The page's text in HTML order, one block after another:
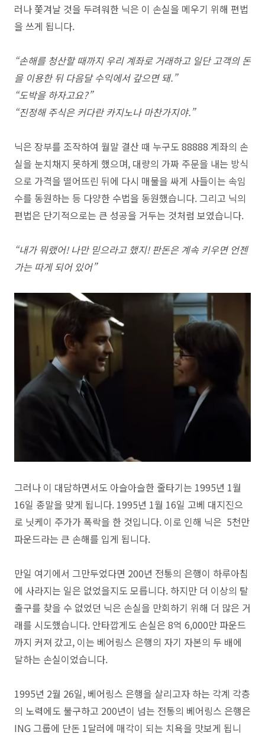
러나 쫓겨날 것을 두려워한 닉은 이 손실을 메우기 위해 편법
을 쓰게 됩니다.
“손해를 청산할 때까지 우리 계좌로 거래하고 일단 고객의 돈
을 이용한 뒤 다음달 수익에서 갚으면 돼.”
“도박을 하자고요?”
“진정해 주식은 커다란 카지노나 마찬가지야.”
닉은 장부를 조작하여 월말 결산 때 누구도 88888 계좌의 손
실을 눈치채지 못하게 했으며, 대량의 가짜 주문을 내는 방식
으로 가격을 떨어뜨린 뒤에 다시 매물을 싸게 사들이는 속임
수를 동원하는 등 다양한 수법을 동원했습니다. 그리고 닉의
편법은 단기적으로는 큰 성공을 거두는 것처럼 보였습니다.
“내가 뭐랬어! 나만 믿으라고 했지! 판돈은 계속 키우면 언젠
가는 따게 되어 있어”
그러나 이 대담하면서도 아슬아슬한 줄타기는 1995년 1월
16일 종말을 맞게 됩니다. 1995년 1월 16일 고베 대지진으
로 닛케이 주가가 폭락을 한 것입니다. 이로 인해 닉은 5천만
파운드라는 큰 손해를 입게 됩니다.
만일 여기에서 그만두었다면 200년 전통의 은행이 하루아침
에 사라지는 일은 없었을지도 모릅니다. 하지만 더 이상의 탈
출구를 찾을 수 없었던 닉은 손실을 만회하기 위해 더 많은 거
래를 시도했습니다. 안타깝게도 손실은 8억 6,000만 파운드
까지 커져 갔고, 이는 베어링스 은행의 자기 자본의 두 배에
달하는 손실이었습니다.
1995년 2월 26일, 베어링스 은행을 살리고자 하는 각계 각층
의 노력에도 불구하고 200년이 넘는 전통의 베어링스 은행은
ING 그룹에 단돈 1달러에 매각이 되는 치욕을 맛보게 됩니